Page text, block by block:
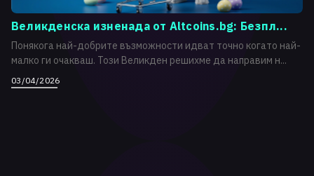
Великденска изненада от Altcoins.bg: Безпл...
Понякога най-добрите възможности идват точно когато най-
малко ги очакваш. Този Великден решихме да направим н...
03/04/2026